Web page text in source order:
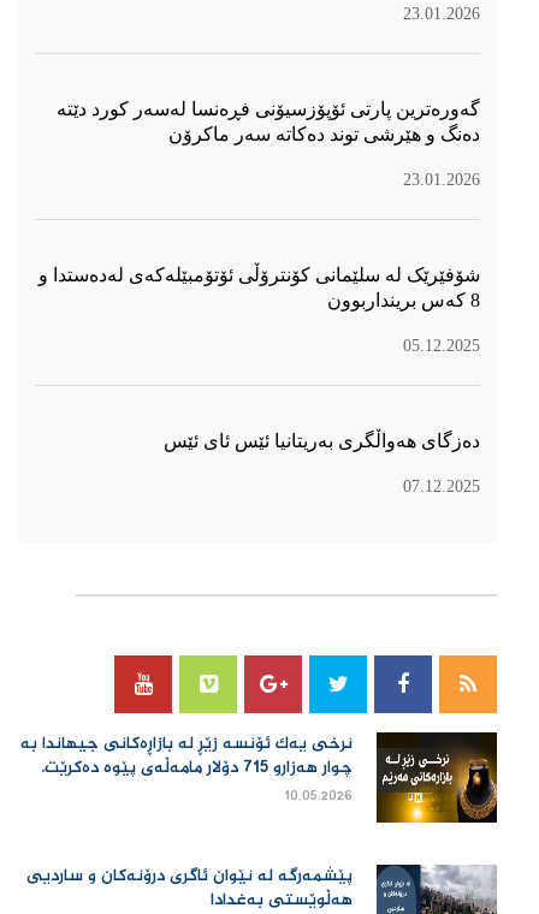
23.01.2026
گەورەترین پارتی ئۆپۆزسیۆنی فڕەنسا لەسەر كورد دێتە
دەنگ و هێرشی توند دەكاتە سەر ماكرۆن
23.01.2026
شۆفێرێک لە سلێمانی کۆنترۆڵی ئۆتۆمبێلەکەی لەدەستدا و
8 کەس برینداربوون
05.12.2025
دەزگای هەواڵگری بەریتانیا ئێس ئای ئێس
07.12.2025
نرخی یەك ئۆنسە زێڕ لە بازاڕەكانی جیهاندا بە
چوار هەزارو 715 دۆلار مامەڵەی پێوە دەكرێت.
10.05.2026
پێشمەرگە لە نێوان ئاگری درۆنەکان و ساردیی
هەڵوێستی بەغدادا